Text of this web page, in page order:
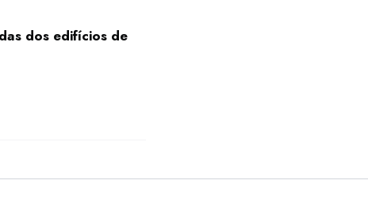
dos edifícios de